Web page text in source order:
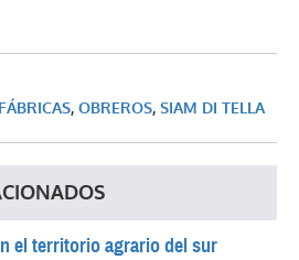
FÁBRICAS, OBREROS, SIAM DI TELLA
el territorio agrario del sur